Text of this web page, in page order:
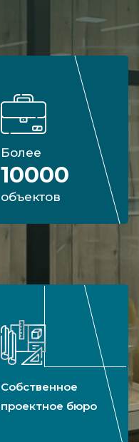
Более
10000
объектов
Собственное
проектное бюро